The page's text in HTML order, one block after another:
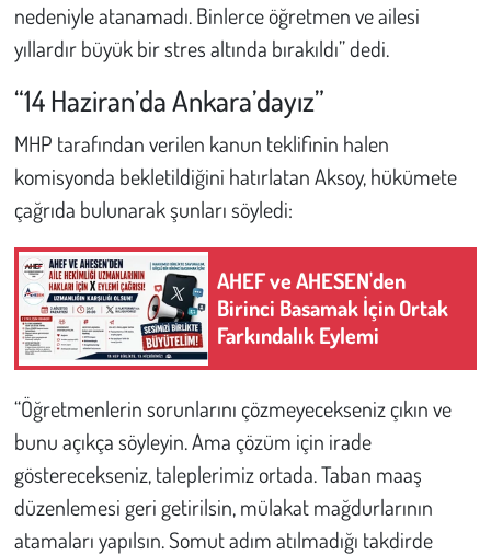
nedeniyle atanamadı. Binlerce öğretmen ve ailesi
yıllardır büyük bir stres altında bırakıldı” dedi.
“14 Haziran’da Ankara’dayız”
MHP tarafından verilen kanun teklifinin halen
komisyonda bekletildiğini hatırlatan Aksoy, hükümete
çağrıda bulunarak şunları söyledi:
AHEF ve AHESEN'den
Birinci Basamak İçin Ortak
Farkındalık Eylemi
“Öğretmenlerin sorunlarını çözmeyecekseniz çıkın ve
bunu açıkça söyleyin. Ama çözüm için irade
gösterecekseniz, taleplerimiz ortada. Taban maaş
düzenlemesi geri getirilsin, mülakat mağdurlarının
atamaları yapılsın. Somut adım atılmadığı takdirde